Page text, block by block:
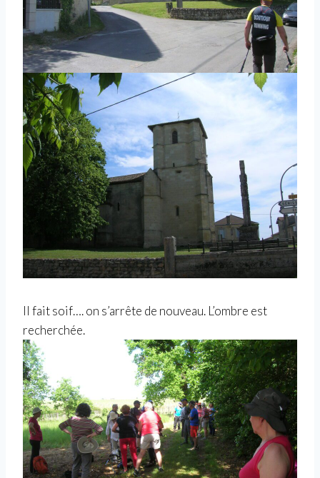
Il fait soif…. on s’arrête de nouveau. L’ombre est
recherchée.